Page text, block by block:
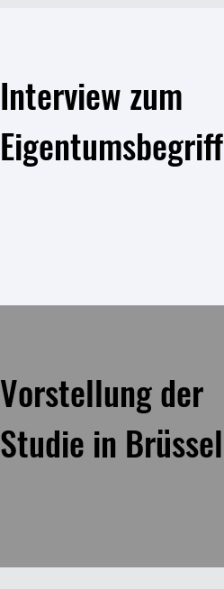
Interview zum
Eigentumsbegriff
Vorstellung der
Studie in Brüssel